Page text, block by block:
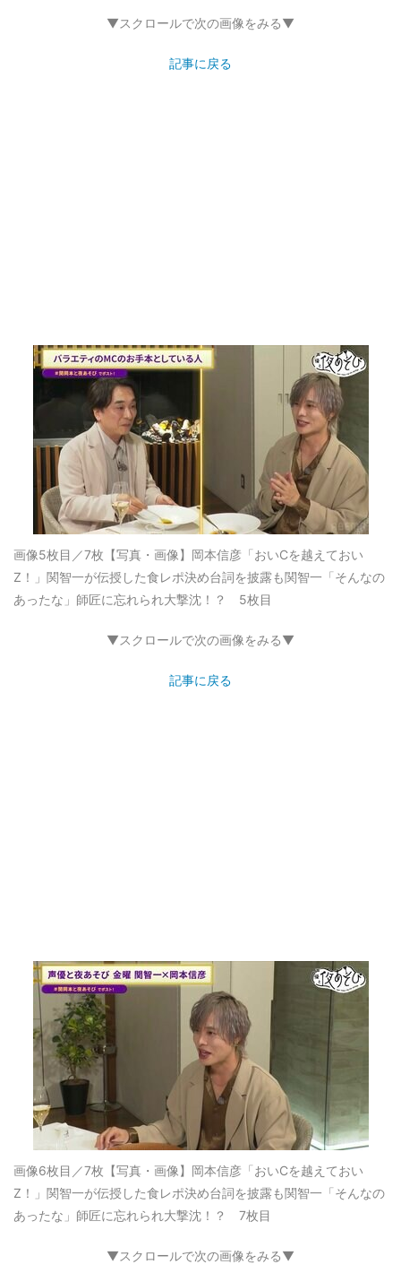
▼スクロールで次の画像をみる▼
記事に戻る
画像5枚目／7枚 【写真・画像】岡本信彦「おいCを越えておい
Z！」関智一が伝授した食レポ決め台詞を披露も関智一「そんなの
あったな」師匠に忘れられ大撃沈！？ 5枚目
▼スクロールで次の画像をみる▼
記事に戻る
画像6枚目／7枚 【写真・画像】岡本信彦「おいCを越えておい
Z！」関智一が伝授した食レポ決め台詞を披露も関智一「そんなの
あったな」師匠に忘れられ大撃沈！？ 7枚目
▼スクロールで次の画像をみる▼